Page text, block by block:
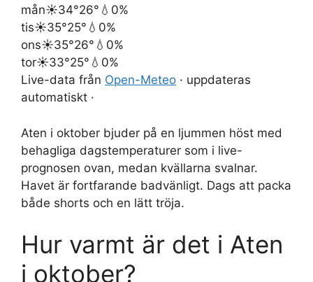
mån☀️34°26° 💧0%
tis☀️35°25° 💧0%
ons☀️35°26° 💧0%
tor☀️33°25° 💧0%
Live-data från Open-Meteo · uppdateras
automatiskt ·
Aten i oktober bjuder på en ljummen höst med
behagliga dagstemperaturer som i live-
prognosen ovan, medan kvällarna svalnar.
Havet är fortfarande badvänligt. Dags att packa
både shorts och en lätt tröja.
Hur varmt är det i Aten
i oktober?